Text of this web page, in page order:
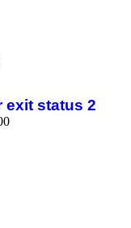
exit status 2